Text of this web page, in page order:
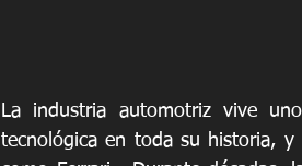
La industria automotriz vive
tecnológica en toda su historia, y